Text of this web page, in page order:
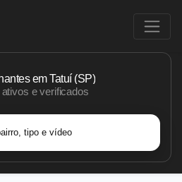
em Tatuí (SP)
e verificados
tipo e vídeo